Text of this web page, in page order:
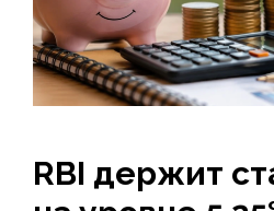
RBI держит